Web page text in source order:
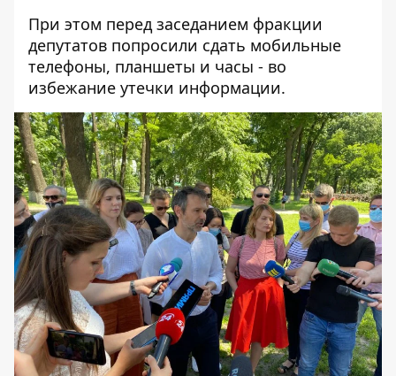
При этом перед заседанием фракции
депутатов попросили сдать мобильные
телефоны, планшеты и часы - во
избежание утечки информации.